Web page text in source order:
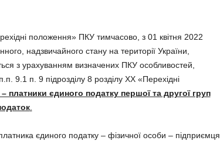
положення» ПКУ тимчасово, з 01 квітня 2022
надзвичайного стану на території України,
з урахуванням визначених ПКУ особливостей,
9.1 п. 9 підрозділу 8 розділу ХХ «Перехідні
платники єдиного податку першої та другої груп
.
єдиного податку – фізичної особи – підприємця